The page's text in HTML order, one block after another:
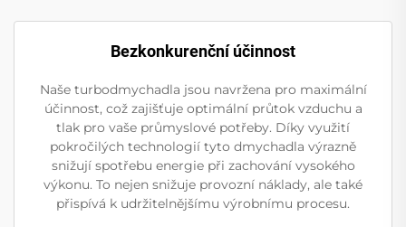
Bezkonkurenční účinnost
Naše turbodmychadla jsou navržena pro maximální
účinnost, což zajišťuje optimální průtok vzduchu a
tlak pro vaše průmyslové potřeby. Díky využití
pokročilých technologií tyto dmychadla výrazně
snižují spotřebu energie při zachování vysokého
výkonu. To nejen snižuje provozní náklady, ale také
přispívá k udržitelnějšímu výrobnímu procesu.